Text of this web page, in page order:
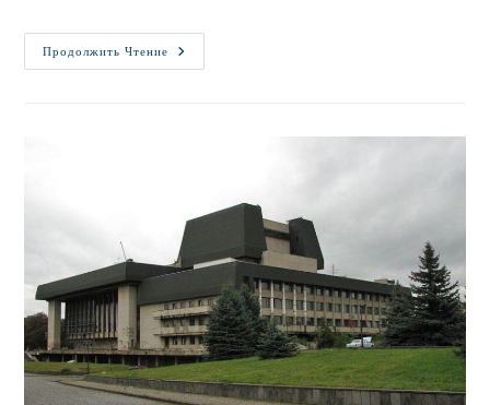
Продолжить Чтение